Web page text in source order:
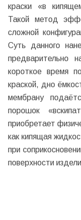
краски «в
Такой метод
сложной
Суть данного
предварительно
короткое время
краской, дно
мембрану
порошок
приобретает
как кипящая
при
поверхности